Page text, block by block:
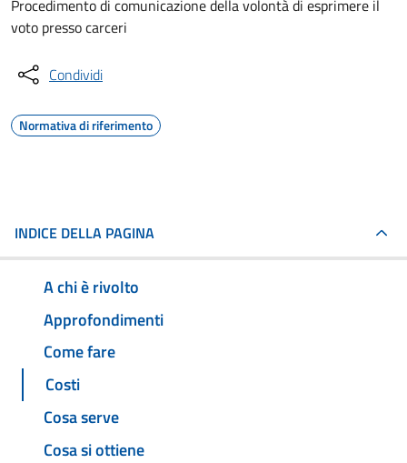
Procedimento di comunicazione della volontà di esprimere il
voto presso carceri
Condividi
Normativa di riferimento
INDICE DELLA PAGINA
A chi è rivolto
Approfondimenti
Come fare
Costi
Cosa serve
Cosa si ottiene